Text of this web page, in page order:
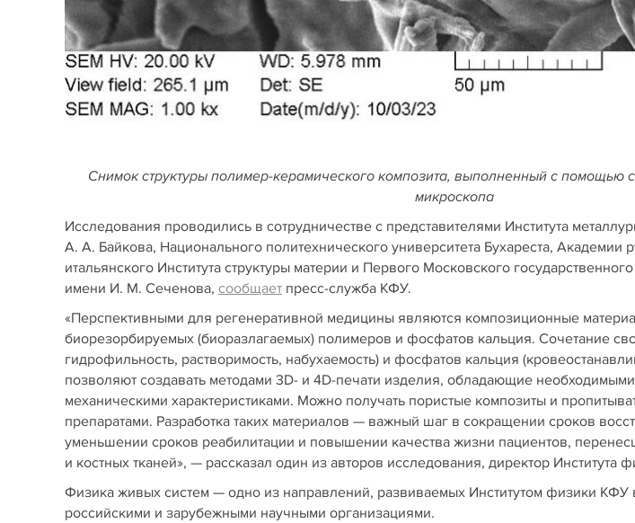
Снимок структуры полимер-керамического композита, выполненный с помощью
микроскопа
Исследования проводились в сотрудничестве с представителями Института
А. А. Байкова, Национального политехнического университета Бухареста, Академии
итальянского Института структуры материи и Первого Московского
имени И. М. Сеченова, сообщает пресс-служба КФУ.
«Перспективными для регенеративной медицины являются композиционные
биорезорбируемых (биоразлагаемых) полимеров и фосфатов кальция. Сочетание
гидрофильность, растворимость, набухаемость) и фосфатов кальция
позволяют создавать методами 3D- и 4D-печати изделия, обладающие
механическими характеристиками. Можно получать пористые композиты и
препаратами. Разработка таких материалов — важный шаг в сокращении сроков
уменьшении сроков реабилитации и повышении качества жизни пациентов,
и костных тканей», — рассказал один из авторов исследования, директор
Физика живых систем — одно из направлений, развиваемых Институтом физики КФУ
российскими и зарубежными научными организациями.